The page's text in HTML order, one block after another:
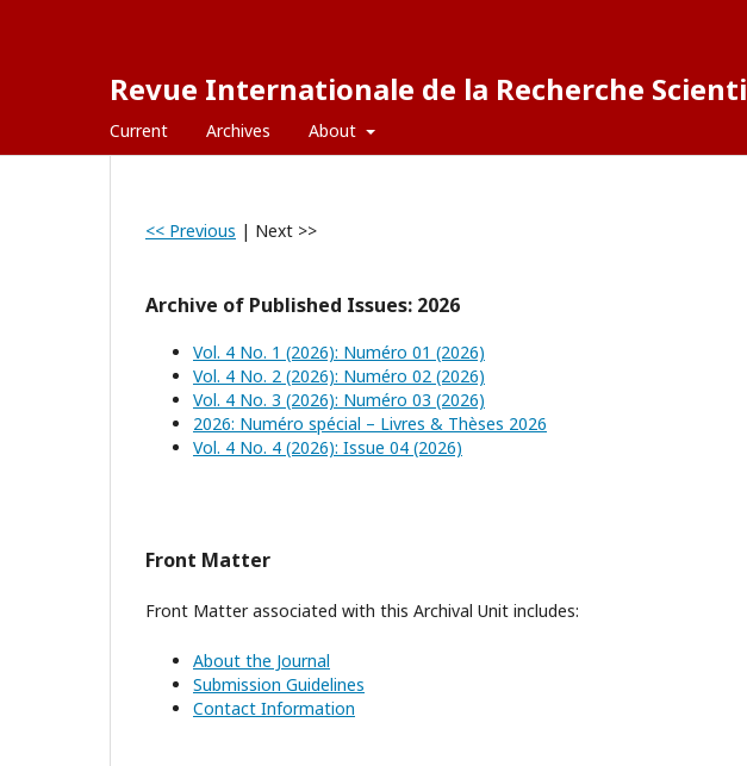
Revue Internationale de la Recherche
Current Archives About
<< Previous | Next >>
Archive of Published Issues: 2026
Vol. 4 No. 1 (2026): Numéro 01 (2026)
Vol. 4 No. 2 (2026): Numéro 02 (2026)
Vol. 4 No. 3 (2026): Numéro 03 (2026)
2026: Numéro spécial – Livres & Thèses 2026
Vol. 4 No. 4 (2026): Issue 04 (2026)
Front Matter
Front Matter associated with this Archival Unit includes:
About the Journal
Submission Guidelines
Contact Information